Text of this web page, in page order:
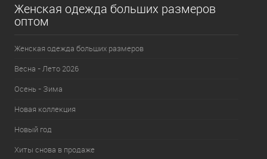
Женская одежда больших размеров
оптом
Женская одежда больших размеров
Весна - Лето 2026
Осень - Зима
Новая коллекция
Новый год
Хиты снова в продаже